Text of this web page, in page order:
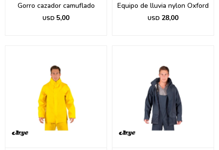
Gorro cazador camuflado
USD 5,00
Equipo de lluvia nylon Oxford
USD 28,00